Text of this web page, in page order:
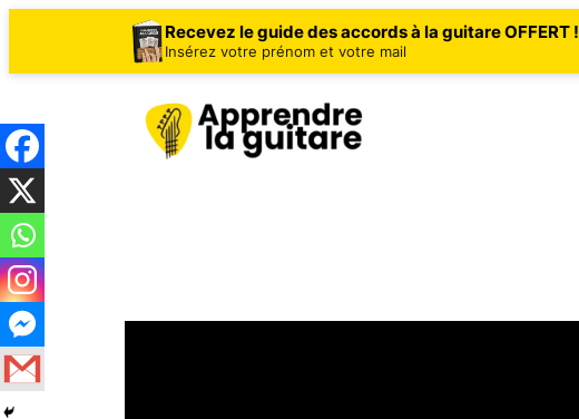
Recevez le guide des accords à la guitare OFFERT !
Insérez votre prénom et votre mail
contenu